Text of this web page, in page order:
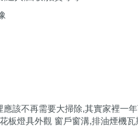
該不再需要大掃除,其實家裡一
板燈具外觀 窗戶窗溝,排油煙機